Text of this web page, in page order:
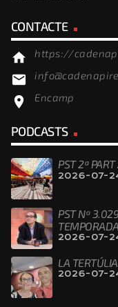
CONTACTE
home https://
email
location_on Encamp
PODCASTS
PST 2ª
2026-07-
PST Nº
TEMPORADA
2026-07-
LA
2026-07-